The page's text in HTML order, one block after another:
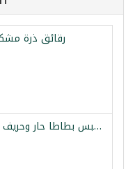
رقائق ذرة
طرد شيبس بطاطا حار وحريف فانتازيا 12×90غ